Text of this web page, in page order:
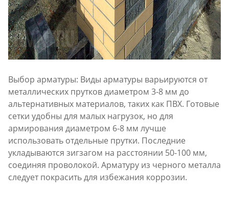
Выбор арматуры: Виды арматуры варьируются от
металлических прутков диаметром 3-8 мм до
альтернативных материалов, таких как ПВХ. Готовые
сетки удобны для малых нагрузок, но для
армирования диаметром 6-8 мм лучше
использовать отдельные прутки. Последние
укладываются зигзагом на расстоянии 50-100 мм,
соединяя проволокой. Арматуру из черного металла
следует покрасить для избежания коррозии.